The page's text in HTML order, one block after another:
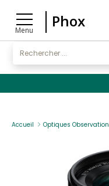
Menu
Phox
Accueil Optiques Observation